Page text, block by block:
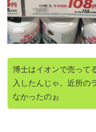
博士はイオンで売って
入したんじゃ。近所の
なかったのぉ